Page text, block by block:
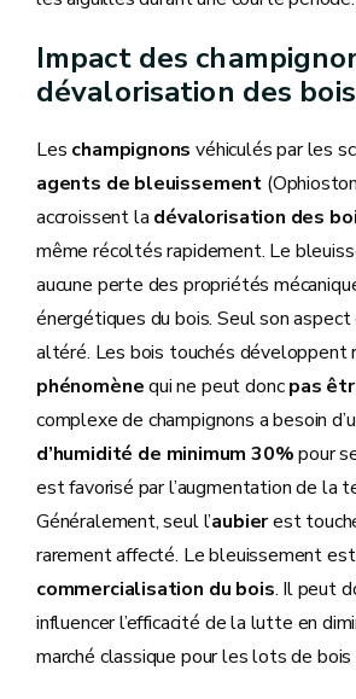
Impact des
dévalorisation des
Les champignonsvéhiculés par les
agents de bleuissement
accroissent la dévalorisation des
même récoltés rapidement. Le
aucune perte des propriétés
énergétiques du bois. Seul son
altéré. Les bois touchés développent
phénomènequi ne peut doncpas
complexe de champignons a besoin
d’humidité de minimum 30%pour
est favorisé par l’augmentation de la
Généralement, seul l’aubierest
rarement affecté. Le bleuissement
commercialisation du bois. Il peut
influencer l’efficacité de la lutte en
marché classique pour les lots de bois